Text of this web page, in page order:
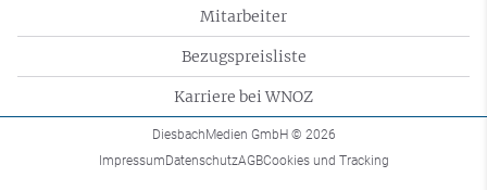
Mitarbeiter
Bezugspreisliste
Karriere bei WNOZ
DiesbachMedien GmbH © 2026
ImpressumDatenschutzAGBCookies und Tracking